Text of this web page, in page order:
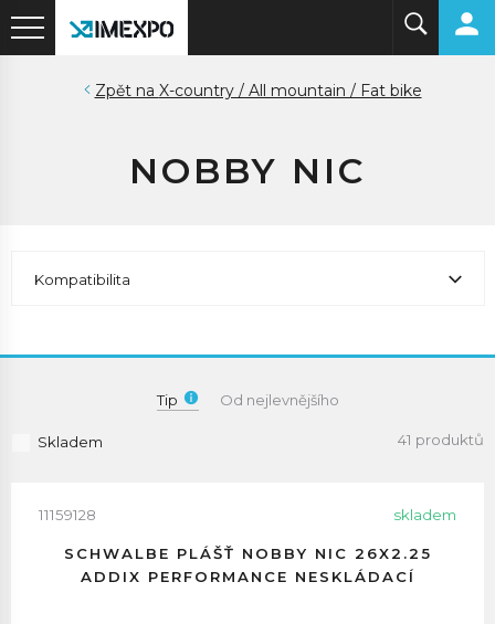
X-country / All mountain / Fat bike
NOBBY NIC
Kompatibilita
Tip Od nejlevnějšího
Skladem 41 produktů
11159128 skladem
SCHWALBE PLÁŠŤ NOBBY NIC 26X2.25
ADDIX PERFORMANCE NESKLÁDACÍ